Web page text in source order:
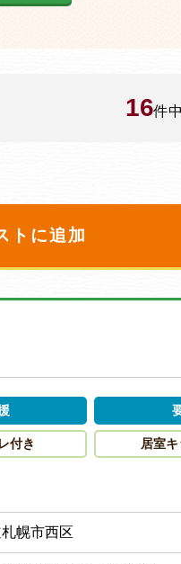
16件中
トに追加
付き 居室
幌市西区